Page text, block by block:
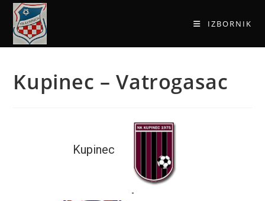
IZBORNIK
Kupinec – Vatrogasac
Kupinec
-